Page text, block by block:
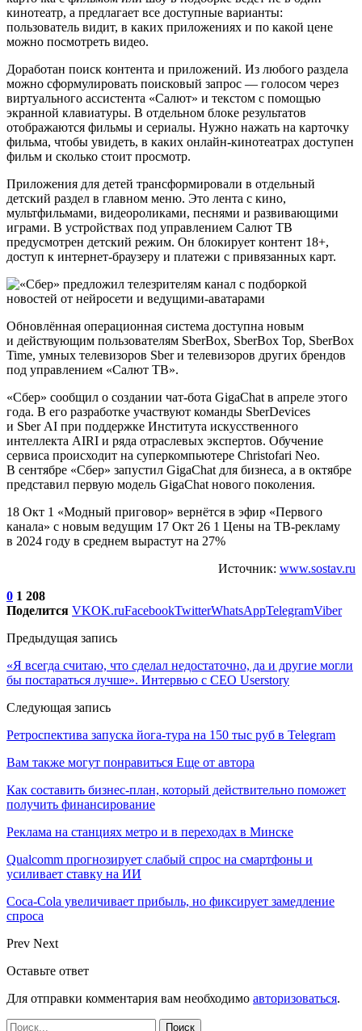
кинотеатр, а предлагает все доступные варианты:
пользователь видит, в каких приложениях и по какой цене
можно посмотреть видео.
Доработан поиск контента и приложений. Из любого раздела
можно сформулировать поисковый запрос — голосом через
виртуального ассистента «Салют» и текстом с помощью
экранной клавиатуры. В отдельном блоке результатов
отображаются фильмы и сериалы. Нужно нажать на карточку
фильма, чтобы увидеть, в каких онлайн-кинотеатрах доступен
фильм и сколько стоит просмотр.
Приложения для детей трансформировали в отдельный
детский раздел в главном меню. Это лента с кино,
мультфильмами, видеороликами, песнями и развивающими
играми. В устройствах под управлением Салют ТВ
предусмотрен детский режим. Он блокирует контент 18+,
доступ к интернет-браузеру и платежи с привязанных карт.
Обновлённая операционная система доступна новым
и действующим пользователям SberBox, SberBox Top, SberBox
Time, умных телевизоров Sber и телевизоров других брендов
под управлением «Салют ТВ».
«Сбер» сообщил о создании чат-бота GigaChat в апреле этого
года. В его разработке участвуют команды SberDevices
и Sber AI при поддержке Института искусственного
интеллекта AIRI и ряда отраслевых экспертов. Обучение
сервиса происходит на суперкомпьютере Christofari Neo.
В сентябре «Сбер» запустил GigaChat для бизнеса, а в октябре
представил первую модель GigaChat нового поколения.
18 Окт 1 «Модный приговор» вернётся в эфир «Первого
канала» с новым ведущим 17 Окт 26 1 Цены на ТВ-рекламу
в 2024 году в среднем вырастут на 27%
Источник: www.sostav.ru
0 1 208
Поделится VKOK.ruFacebookTwitterWhatsAppTelegramViber
Предыдущая запись
«Я всегда считаю, что сделал недостаточно, да и другие могли
бы постараться лучше». Интервью с СЕО Userstory
Следующая запись
Ретроспектива запуска йога-тура на 150 тыс руб в Telegram
Вам также могут понравиться Еще от автора
Как составить бизнес-план, который действительно поможет
получить финансирование
Реклама на станциях метро и в переходах в Минске
Qualcomm прогнозирует слабый спрос на смартфоны и
усиливает ставку на ИИ
Coca-Cola увеличивает прибыль, но фиксирует замедление
спроса
Prev Next
Оставьте ответ
Для отправки комментария вам необходимо авторизоваться.